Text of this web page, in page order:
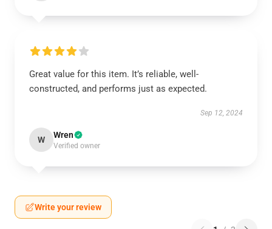
Great value for this item. It’s reliable, well-
constructed, and performs just as expected.
Sep 12, 2024
W Wren
Verified owner
Write your review